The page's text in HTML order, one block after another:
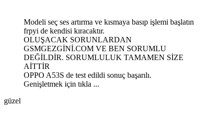
Modeli seç ses artırma ve kısmaya basıp işlemi başlatın
frpyi de kendisi kıracaktır.
OLUŞACAK SORUNLARDAN
GSMGEZGİNİ.COM VE BEN SORUMLU
DEĞİLDİR. SORUMLULUK TAMAMEN SİZE
AİTTİR
OPPO A53S de test edildi sonuç başarılı.
Genişletmek için tıkla ...
güzel